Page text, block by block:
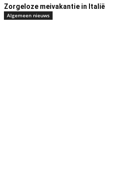
Zorgeloze meivakantie in Italië
Algemeen nieuws